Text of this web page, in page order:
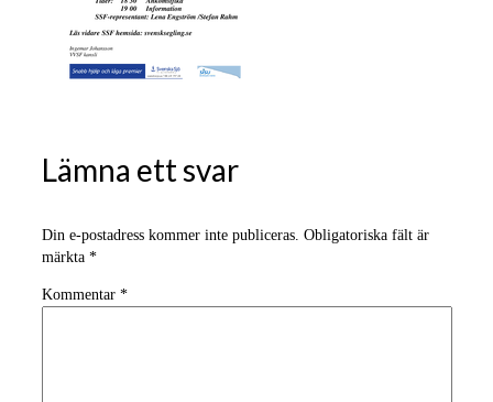
Lämna ett svar
Din e-postadress kommer inte publiceras. Obligatoriska fält är
märkta *
Kommentar *